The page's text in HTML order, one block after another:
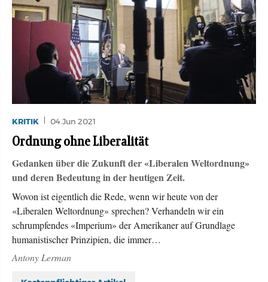
KRITIK 04.Jun 2021
Ordnung ohne Liberalität
Gedanken über die Zukunft der «Liberalen Weltordnung»
und deren Bedeutung in der heutigen Zeit.
Wovon ist eigentlich die Rede, wenn wir heute von der
«Liberalen Weltordnung» sprechen? Verhandeln wir ein
schrumpfendes «Imperium» der Amerikaner auf Grundlage
humanistischer Prinzipien, die immer…
Antony Lerman